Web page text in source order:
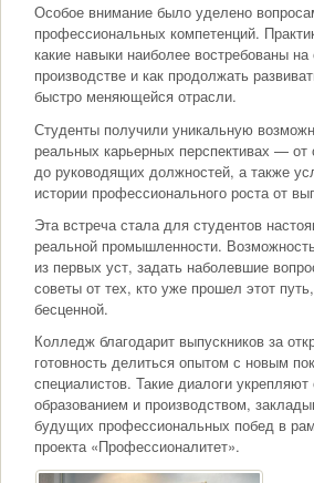
Особое внимание было уделено
профессиональных компетенций.
какие навыки наиболее востребованы
производстве и как продолжать
быстро меняющейся отрасли.
Студенты получили уникальную
реальных карьерных перспективах — от
до руководящих должностей, а также
истории профессионального роста от
Эта встреча стала для студентов
реальной промышленности.
из первых уст, задать наболевшие
советы от тех, кто уже прошел этот
бесценной.
Колледж благодарит выпускников за
готовность делиться опытом с новым
специалистов. Такие диалоги
образованием и производством,
будущих профессиональных побед в
проекта «Профессионалитет».